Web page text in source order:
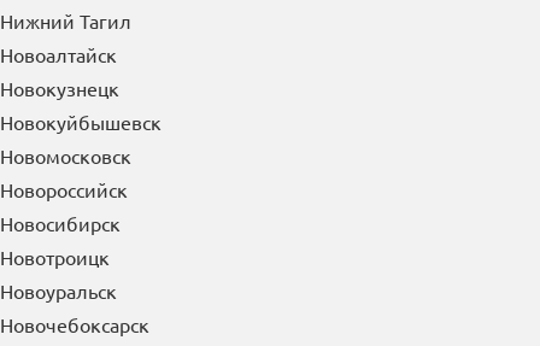
Невинномысск
Нерюнгри
Нефтекамск
Нефтеюганск
Нижневартовск
Нижнекамск
Нижний Новгород
Нижний Тагил
Новоалтайск
Новокузнецк